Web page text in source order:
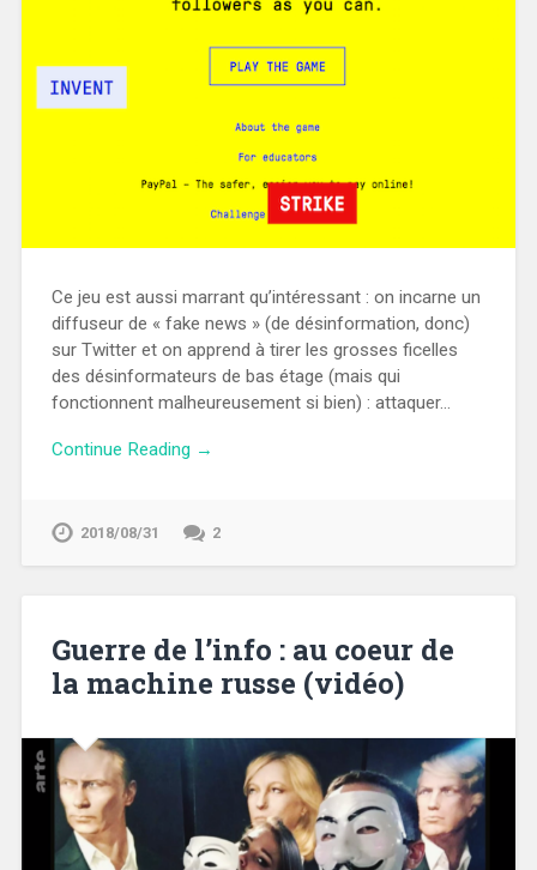
Ce jeu est aussi marrant qu’intéressant : on incarne un
diffuseur de « fake news » (de désinformation, donc)
sur Twitter et on apprend à tirer les grosses ficelles
des désinformateurs de bas étage (mais qui
fonctionnent malheureusement si bien) : attaquer…
Continue Reading →
2018/08/31 2
Guerre de l’info : au coeur de
la machine russe (vidéo)